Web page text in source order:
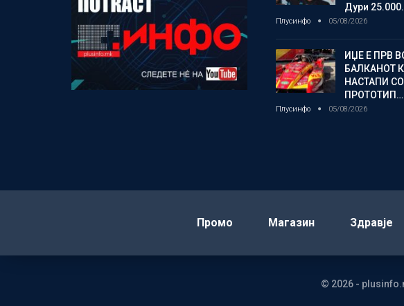
Дури
Плусинфо 05/08/2026
ИЏЕ Е ПРВ
БАЛКАНОТ
НАСТАПИ СО
ПРОТОТИП…
Плусинфо 05/08/2026
Промо Магазин Здравје
© 2026 -